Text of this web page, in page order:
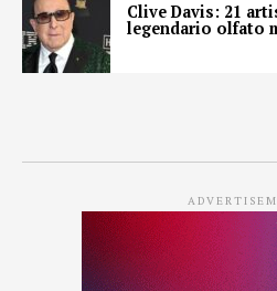
Clive Davis: 21
legendario olfato